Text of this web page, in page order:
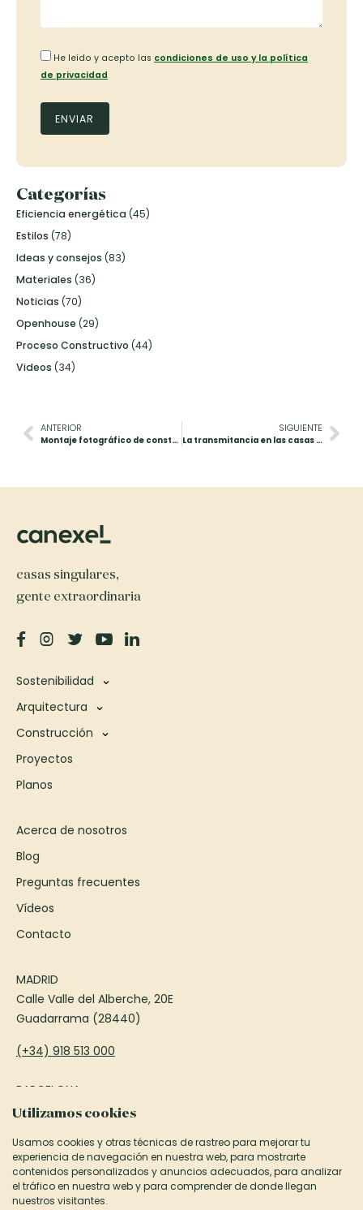
Utilizamos cookies
Usamos cookies y otras técnicas de rastreo para mejorar tu
experiencia de navegación en nuestra web, para mostrarte
contenidos personalizados y anuncios adecuados, para analizar
el tráfico en nuestra web y para comprender de donde llegan
nuestros visitantes.
He leído y acepto las condiciones de uso y la política
de privacidad
Categorías
Eficiencia energética(45)
Estilos (78)
Ideas y consejos (83)
Materiales (36)
Noticias (70)
Openhouse (29)
Proceso Constructivo (44)
Videos (34)
ANTERIOR
Montaje fotográfico de construcción de vivienda
SIGUIENTE
La transmitancia en las casas de madera
casas singulares,
gente extraordinaria
Sostenibilidad
Arquitectura
Construcción
Proyectos
Planos
Acerca de nosotros
Blog
Preguntas frecuentes
Vídeos
Contacto
MADRID
Calle Valle del Alberche, 20E
Guadarrama (28440)
(+34) 918 513 000
BARCELONA
Passeig Francesc Macià, 75
(+34) 935 906 850
informacion@canexel.es